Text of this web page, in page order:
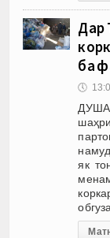
Дар
ба
🕔
як